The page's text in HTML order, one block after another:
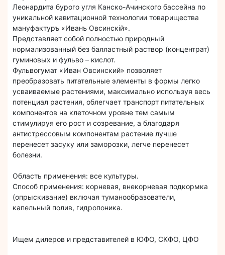
Леонардита бурого угля Канско-Ачинского бассейна по
уникальной кавитационной технологии товарищества
мануфактуръ «Иванъ Овсинскiй».
Представляет собой полностью природный
нормализованный без балластный раствор (концентрат)
гуминовых и фульво – кислот.
Фульвогумат «Иван Овсинский» позволяет
преобразовать питательные элементы в формы легко
усваиваемые растениями, максимально используя весь
потенциал растения, облегчает транспорт питательных
компонентов на клеточном уровне тем самым
стимулируя его рост и созревание, а благодаря
антистрессовым компонентам растение лучше
перенесет засуху или заморозки, легче перенесет
болезни.
Область применения: все культуры.
Способ применения: корневая, внекорневая подкормка
(опрыскивание) включая туманообразователи,
капельный полив, гидропоника.
Ищем дилеров и представителей в ЮФО, СКФО, ЦФО